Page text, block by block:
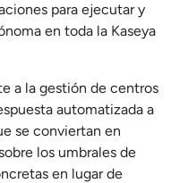
para ejecutar y
en toda la Kaseya
a la gestión de centros
automatizada a
se conviertan en
los umbrales de
en lugar de